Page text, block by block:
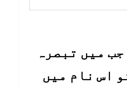
میں تبصرہ
اس نام میں